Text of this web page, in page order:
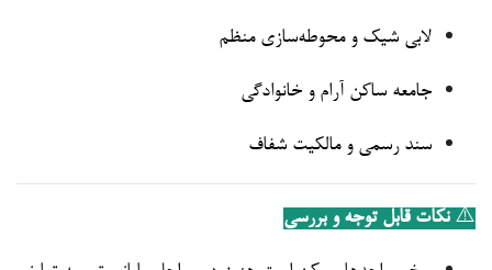
لابی شیک و محوطه‌سازی منظم
جامعه ساکن آرام و خانوادگی
سند رسمی و مالکیت شفاف
⚠️نکات قابل توجه و بررسی